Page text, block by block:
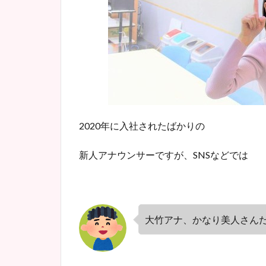
2020年に入社されたばかりの
新人アナウンサーですが、 SNSなどでは
大竹アナ、かなり美人さん